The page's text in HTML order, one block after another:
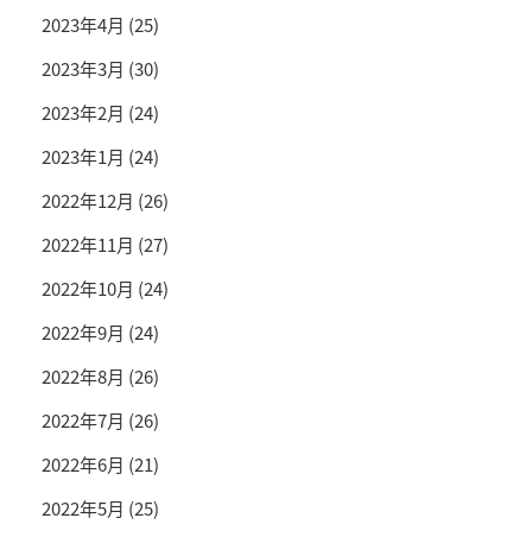
2023年4月 (25)
2023年3月 (30)
2023年2月 (24)
2023年1月 (24)
2022年12月 (26)
2022年11月 (27)
2022年10月 (24)
2022年9月 (24)
2022年8月 (26)
2022年7月 (26)
2022年6月 (21)
2022年5月 (25)